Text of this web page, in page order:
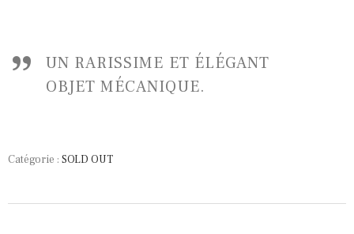
UN RARISSIME ET ÉLÉGANT
OBJET MÉCANIQUE.
Catégorie : SOLD OUT